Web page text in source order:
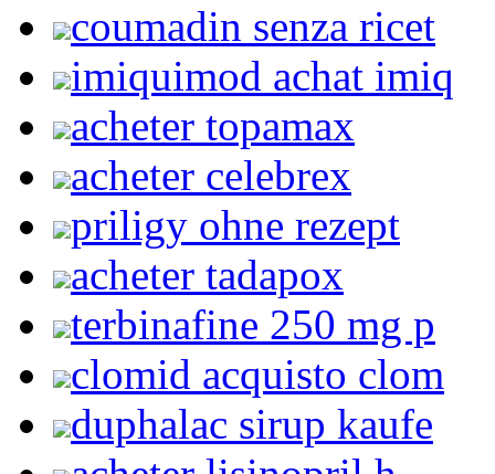
coumadin senza ricet
imiquimod achat imiq
acheter topamax
acheter celebrex
priligy ohne rezept
acheter tadapox
terbinafine 250 mg p
clomid acquisto clom
duphalac sirup kaufe